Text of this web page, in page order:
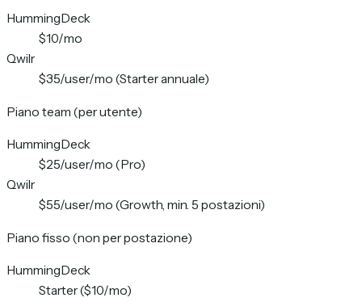
HummingDeck
$10/mo
Qwilr
$35/user/mo (Starter annuale)
Piano team (per utente)
HummingDeck
$25/user/mo (Pro)
Qwilr
$55/user/mo (Growth, min. 5 postazioni)
Piano fisso (non per postazione)
HummingDeck
Starter ($10/mo)